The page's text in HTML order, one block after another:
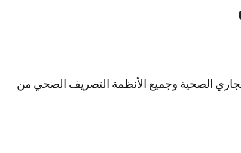
الصحية وجميع الأنظمة التصريف الصحي من